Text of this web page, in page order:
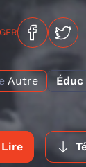
Autre
Lire